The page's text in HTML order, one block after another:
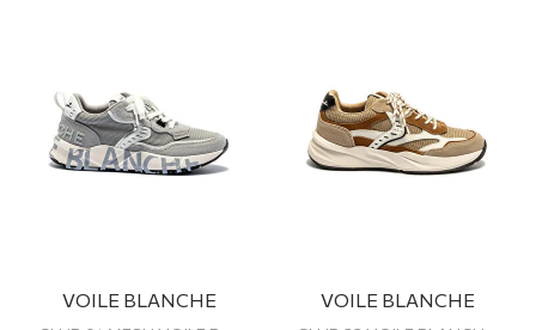
VOILE BLANCHE VOILE BLANCHE